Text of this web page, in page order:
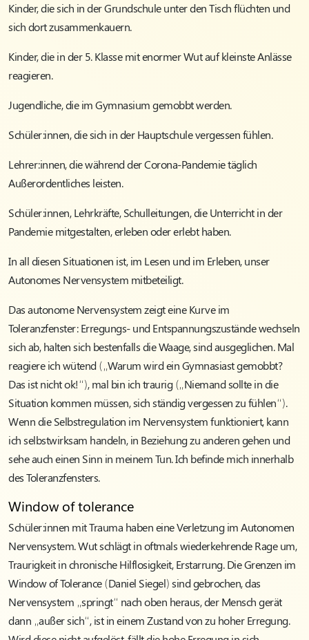
Kinder, die sich in der Grundschule unter den Tisch flüchten und
sich dort zusammenkauern.
Kinder, die in der 5. Klasse mit enormer Wut auf kleinste Anlässe
reagieren.
Jugendliche, die im Gymnasium gemobbt werden.
Schüler:innen, die sich in der Hauptschule vergessen fühlen.
Lehrer:innen, die während der Corona-Pandemie täglich
Außerordentliches leisten.
Schüler:innen, Lehrkräfte, Schulleitungen, die Unterricht in der
Pandemie mitgestalten, erleben oder erlebt haben.
In all diesen Situationen ist, im Lesen und im Erleben, unser
Autonomes Nervensystem mitbeteiligt.
Das autonome Nervensystem zeigt eine Kurve im
Toleranzfenster: Erregungs- und Entspannungszustände wechseln
sich ab, halten sich bestenfalls die Waage, sind ausgeglichen. Mal
reagiere ich wütend („Warum wird ein Gymnasiast gemobbt?
Das ist nicht ok!“), mal bin ich traurig („Niemand sollte in die
Situation kommen müssen, sich ständig vergessen zu fühlen“).
Wenn die Selbstregulation im Nervensystem funktioniert, kann
ich selbstwirksam handeln, in Beziehung zu anderen gehen und
sehe auch einen Sinn in meinem Tun. Ich befinde mich innerhalb
des Toleranzfensters.
Window of tolerance
Schüler:innen mit Trauma haben eine Verletzung im Autonomen
Nervensystem. Wut schlägt in oftmals wiederkehrende Rage um,
Traurigkeit in chronische Hilflosigkeit, Erstarrung. Die Grenzen im
Window of Tolerance (Daniel Siegel) sind gebrochen, das
Nervensystem „springt“ nach oben heraus, der Mensch gerät
dann „außer sich“, ist in einem Zustand von zu hoher Erregung.